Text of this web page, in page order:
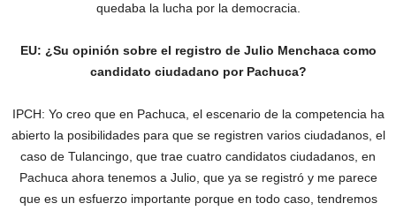
quedaba la lucha por la democracia.
EU: ¿Su opinión sobre el registro de Julio Menchaca como
candidato ciudadano por Pachuca?
IPCH: Yo creo que en Pachuca, el escenario de la competencia ha
abierto la posibilidades para que se registren varios ciudadanos, el
caso de Tulancingo, que trae cuatro candidatos ciudadanos, en
Pachuca ahora tenemos a Julio, que ya se registró y me parece
que es un esfuerzo importante porque en todo caso, tendremos